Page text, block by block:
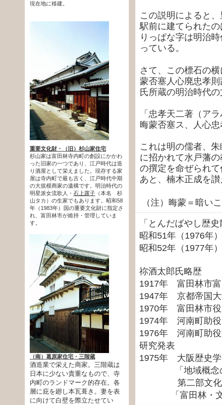
この説明によると
駅前に建てられた
りっぱな字は明治
っている。
さて、この標石の
蒙否塞人心廃忠孝
氏所蔵の明治時代
「忠孝天二著（ア
晦蒙否塞ス、人心
これは明の儒者、
に招かれて水戸藩
の撰定を命ぜられ
あと、楠木正成を
（注）晦蒙＝暗
「とんだばやし歴
昭和51年（1976年
昭和52年（1977年
祢酒太郎氏略歴
1917年 富田林市
1947年 京都帝国
1970年 富田林市
1974年 河南町助役
1976年 河南町助
研究発表
1975年 大阪歴史学
「地域概念の
第二部文化
「富田林・文
現在地に移建。
重要文化財・（旧）杉山家住宅
杉山家は富田林寺内町の創設にかかわ
った旧家の一つであり、江戸時代は造
り酒屋として栄えました。現存する家
屋は寺内町で最も古く、江戸時代中期
の大規模商家の遺構です。明治時代の
明星派女流歌人・ 石上露子 （本名 杉
山タカ）の生家でもあります。昭和58
年（1983年）国の重要文化財に指定さ
れ、富田林市が維持・管理していま
す。
（南）葛原家住宅・三階蔵
酒造業で栄えた商家。三階蔵は
日本に少ない貴重なもので、寺
内町のランドマーク的存在。各
層に庇を廻し本瓦葺き。妻を表
に向けて白壁を際立たせてい